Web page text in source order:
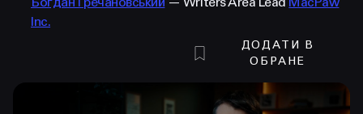
менторство
lezo
Inc.
ДОДАТИ В
ОБРАНЕ